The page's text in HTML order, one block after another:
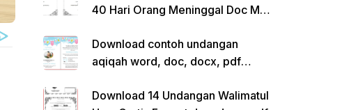
40 Hari Orang Meninggal Doc Ms.
Download contoh undangan
aqiqah word, doc, docx, pdf
Download 14 Undangan Walimatul